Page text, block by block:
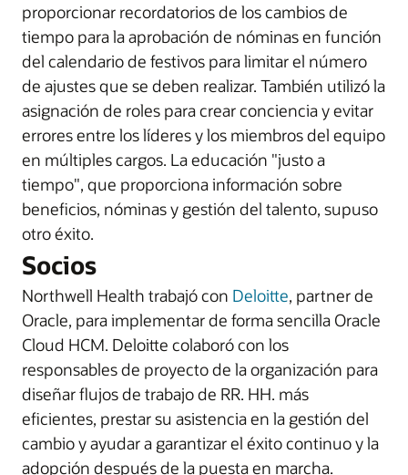
proporcionar recordatorios de los cambios de
tiempo para la aprobación de nóminas en función
del calendario de festivos para limitar el número
de ajustes que se deben realizar. También utilizó la
asignación de roles para crear conciencia y evitar
errores entre los líderes y los miembros del equipo
en múltiples cargos. La educación "justo a
tiempo", que proporciona información sobre
beneficios, nóminas y gestión del talento, supuso
otro éxito.
Socios
Northwell Health trabajó con Deloitte, partner de
Oracle, para implementar de forma sencilla Oracle
Cloud HCM. Deloitte colaboró con los
responsables de proyecto de la organización para
diseñar flujos de trabajo de RR. HH. más
eficientes, prestar su asistencia en la gestión del
cambio y ayudar a garantizar el éxito continuo y la
adopción después de la puesta en marcha.